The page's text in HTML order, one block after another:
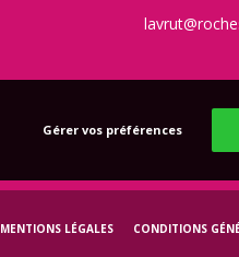
MENTIONS LÉGALES CONDITIONS
Gérer vos préférences